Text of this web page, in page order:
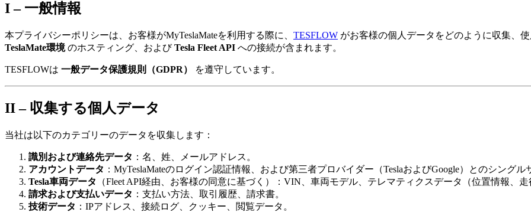
I – 一般情報
本プライバシーポリシーは、お客様がMyTeslaMateを利用する際に、 TESFLOW がお客様の個人データをどのように収集、
TeslaMate環境のホスティング、およびTesla Fleet API への接続が含まれます。
TESFLOWは 一般データ保護規則（GDPR） を遵守しています。
II – 収集する個人データ
当社は以下のカテゴリーのデータを収集します：
識別および連絡先データ ：名、姓、メールアドレス。
アカウントデータ ：MyTeslaMateのログイン認証情報、および第三者プロバイダー（TeslaおよびGoogle）とのシングル
Tesla車両データ
（Fleet API経由、お客様の同意に基づく）：VIN、車両モデル、テレマティクスデータ（位置情報、
請求および支払いデータ ：支払い方法、取引履歴、請求書。
技術データ ：IPアドレス、接続ログ、クッキー、閲覧データ。